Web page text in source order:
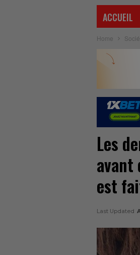
ACCUEIL
Home
Les
avant
est
Last Updated